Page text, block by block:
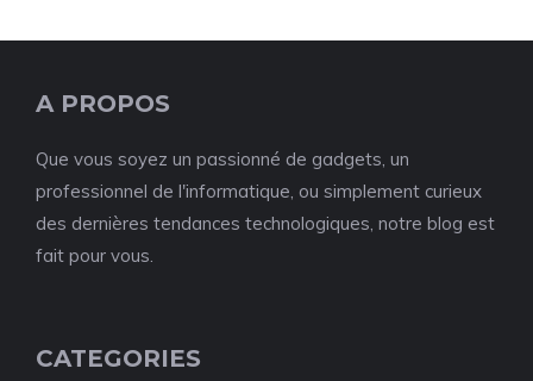
A PROPOS
Que vous soyez un passionné de gadgets, un
professionnel de l'informatique, ou simplement curieux
des dernières tendances technologiques, notre blog est
fait pour vous.
CATEGORIES